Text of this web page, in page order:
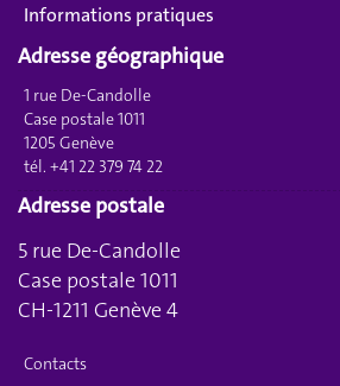
Informations pratiques
Adresse géographique
1 rue De-Candolle
Case postale 1011
1205 Genève
tél. +41 22 379 74 22
Adresse postale
5 rue De-Candolle
Case postale 1011
CH-1211 Genève 4
Contacts